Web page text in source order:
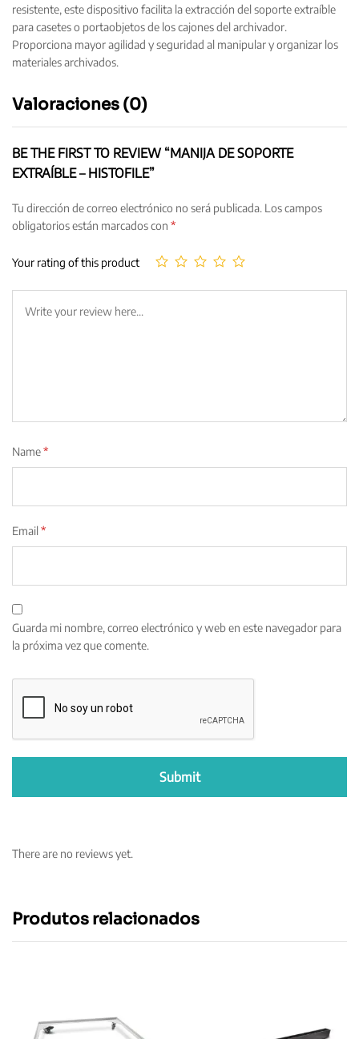
resistente, este dispositivo facilita la extracción del soporte extraíble
para casetes o portaobjetos de los cajones del archivador.
Proporciona mayor agilidad y seguridad al manipular y organizar los
materiales archivados.
Valoraciones (0)
BE THE FIRST TO REVIEW “MANIJA DE SOPORTE
EXTRAÍBLE – HISTOFILE”
Tu dirección de correo electrónico no será publicada. Los campos
obligatorios están marcados con *
Your rating of this product
Name*
Email *
Guarda mi nombre, correo electrónico y web en este navegador para
la próxima vez que comente.
There are no reviews yet.
Produtos relacionados